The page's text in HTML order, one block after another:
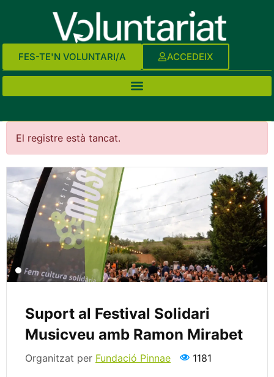
FES-TE'N VOLUNTARI/A ACCEDEIX
El registre està tancat.
Suport al Festival Solidari
Musicveu amb Ramon Mirabet
Organitzat per Fundació Pinnae 1181